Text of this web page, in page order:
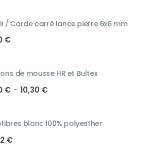
/ Corde carré lance pierre 6x6 mm
€
de mousse HR et Bultex
€ – 10,30 €Plage
5,00 €
à
blanc 100% polyesther
€